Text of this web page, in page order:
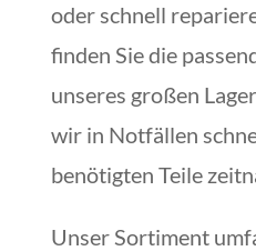
oder schnell
finden Sie die
unseres großen
wir in Notfällen
benötigten Teile
Unser Sortiment